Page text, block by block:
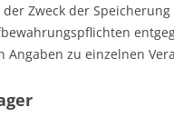
Zweck der
Angaben zu einzelnen